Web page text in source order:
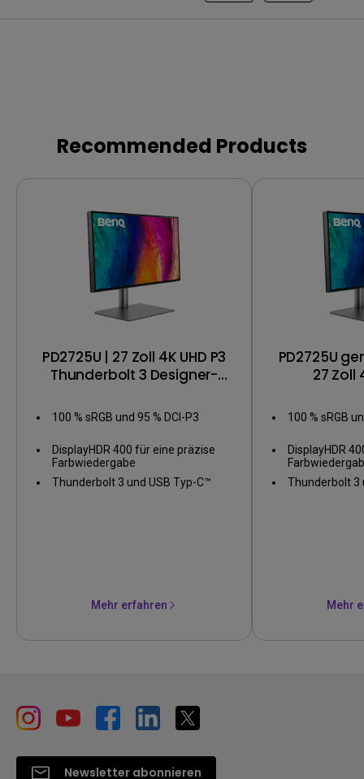
Recommended Products
PD2725U | 27 Zoll 4K UHD P3
Thunderbolt 3 Designer-
100 % sRGB und 95 % DCI-P3
DisplayHDR 400 für eine präzise
Farbwiedergabe
Thunderbolt 3 und USB Typ-C™
Mehr erfahren
PD2725U
27 Zoll
100 % sRGB
DisplayHDR
Thunderbolt 3
Mehr
Newsletter abonnieren